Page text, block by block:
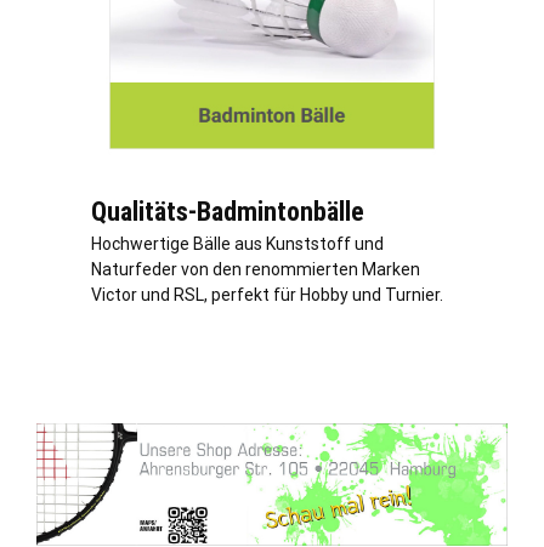
Qualitäts-Badmintonbälle
Hochwertige Bälle aus Kunststoff und
Naturfeder von den renommierten Marken
Victor und RSL, perfekt für Hobby und Turnier.